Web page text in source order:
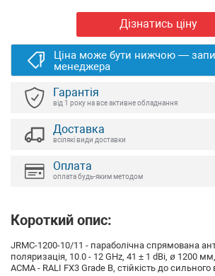
Дізнатись ціну
Ціна може бути нижчою —
менеджера
Гарантія
від 1 року на все активне обладнання
Доставка
всілякі види доставки
Оплата
оплата будь-яким методом
Короткий опис:
JRMC-1200-10/11 - параболічна спрямована
поляризація, 10.0 - 12 GHz, 41 ± 1 dBi, ø 1200
ACMA - RALI FX3 Grade B, стійкість до сильного